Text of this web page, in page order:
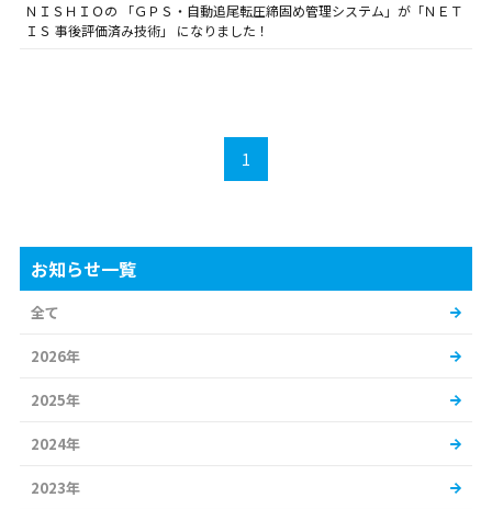
ＮＩＳＨＩＯの 「ＧＰＳ・自動追尾転圧締固め管理システム」が「ＮＥＴ
ＩＳ 事後評価済み技術」 になりました！
1
お知らせ一覧
全て
2026年
2025年
2024年
2023年